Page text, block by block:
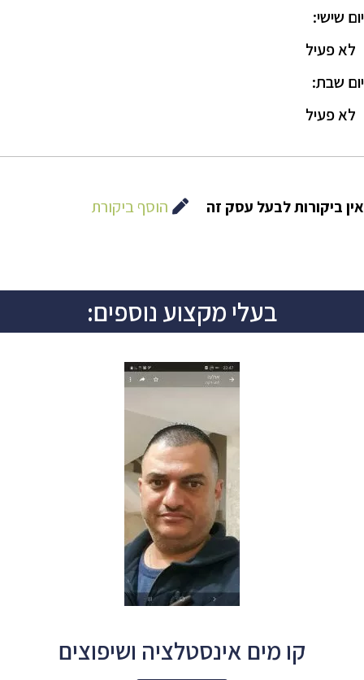
יום שישי:
לא פעיל
יום שבת:
לא פעיל
אין ביקורות לבעל עסק זה הוסף ביקורת
בעלי מקצוע נוספים:
קו מים אינסטלציה ושיפוצים